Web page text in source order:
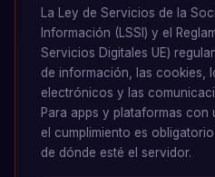
La Ley de Servicios de la
Información (LSSI) y el
Servicios Digitales UE)
de información, las cookies,
electrónicos y las
Para apps y plataformas con
el cumplimiento es
de dónde esté el servidor.